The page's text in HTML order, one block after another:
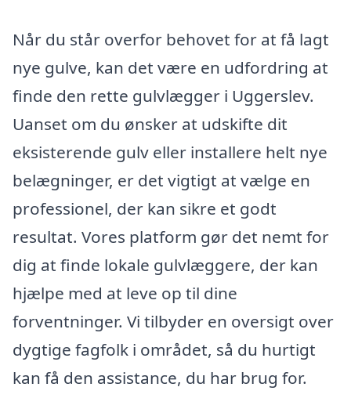
Når du står overfor behovet for at få lagt
nye gulve, kan det være en udfordring at
finde den rette gulvlægger i Uggerslev.
Uanset om du ønsker at udskifte dit
eksisterende gulv eller installere helt nye
belægninger, er det vigtigt at vælge en
professionel, der kan sikre et godt
resultat. Vores platform gør det nemt for
dig at finde lokale gulvlæggere, der kan
hjælpe med at leve op til dine
forventninger. Vi tilbyder en oversigt over
dygtige fagfolk i området, så du hurtigt
kan få den assistance, du har brug for.